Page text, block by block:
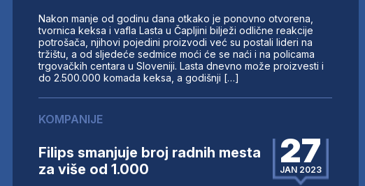
Nakon manje od godinu dana otkako je ponovno otvorena,
tvornica keksa i vafla Lasta u Čapljini bilježi odlične reakcije
potrošača, njihovi pojedini proizvodi već su postali lideri na
tržištu, a od sljedeće sedmice moći će se naći i na policama
trgovačkih centara u Sloveniji. Lasta dnevno može proizvesti i
do 2.500.000 komada keksa, a godišnji […]
KOMPANIJE
Filips smanjuje broj radnih mesta
za više od 1.000
27
JAN 2023